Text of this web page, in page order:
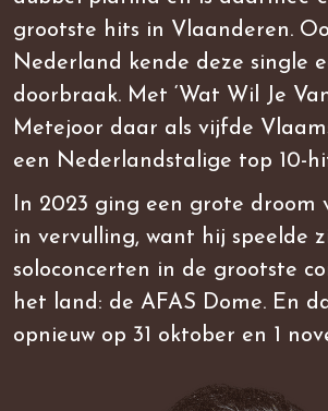
grootste hits in Vlaanderen.
Nederland kende deze single
doorbraak. Met ‘Wat Wil Je
Metejoor daar als vijfde
een Nederlandstalige top 10-
In 2023 ging een grote droom
in vervulling, want hij speelde
soloconcerten in de grootste
het land: de AFAS Dome. En
opnieuw op 31 oktober en 1